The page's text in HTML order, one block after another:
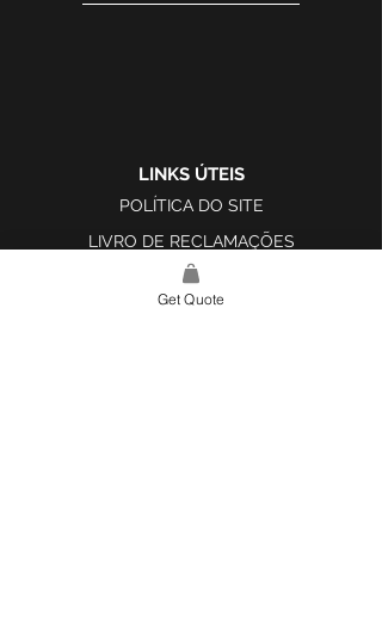
LINKS ÚTEIS
POLÍTICA DO SITE
LIVRO DE RECLAMAÇÕES
Get Quote